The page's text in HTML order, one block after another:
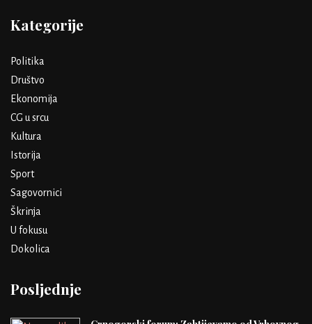
Kategorije
Politika
Društvo
Ekonomija
CG u srcu
Kultura
Istorija
Sport
Sagovornici
Škrinja
U fokusu
Dokolica
Posljednje